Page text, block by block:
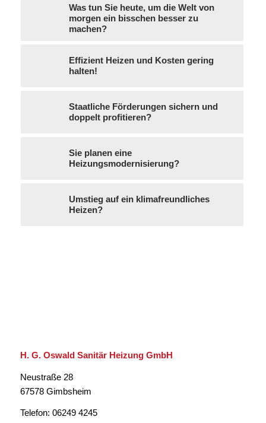
Was tun Sie heute, um die Welt von
morgen ein bisschen besser zu
machen?
Effizient Heizen und Kosten gering
halten!
Staatliche Förderungen sichern und
doppelt profitieren?
Sie planen eine
Heizungsmodernisierung?
Umstieg auf ein klimafreundliches
Heizen?
H. G. Oswald Sanitär Heizung GmbH
Neustraße 28
67578 Gimbsheim
Telefon: 06249 4245